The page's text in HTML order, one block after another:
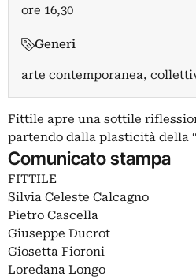
ore 16,30
Generi
arte contemporanea,
Fittile apre una sottile
partendo dalla plasticità della
Comunicato stampa
FITTILE
Silvia Celeste Calcagno
Pietro Cascella
Giuseppe Ducrot
Giosetta Fioroni
Loredana Longo